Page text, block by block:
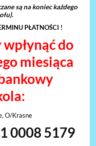
są na koniec każdego
PŁATNOŚCI !
do
miesiąca
O/Krasne
0008 5179